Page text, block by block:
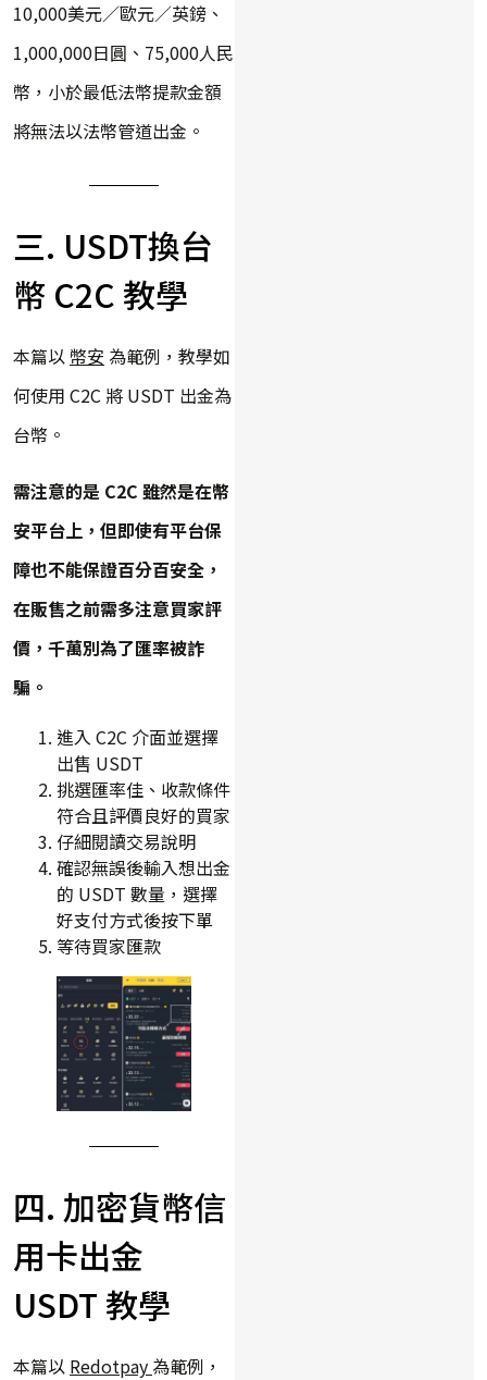
10,000‌美‌元‌／歐‌元‌／英‌鎊、
1,000,000‌日‌圓、‌75,000‌人‌民‌
幣，小於最低法幣提款金額
將無法以法幣管道出金。
三. USDT換台
幣 C2C 教學
本篇以 幣安 為範例，教學如
何使用 C2C 將 USDT 出金為
台幣。
需注意的是 C2C 雖然是在幣
安平台上，但即使有平台保
障也不能保證百分百安全，
在販售之前需多注意買家評
價，千萬別為了匯率被詐
騙。
進入 C2C 介面並選擇
出售 USDT
挑選匯率佳、收款條件
符合且評價良好的買家
仔細閱讀交易說明
確認無誤後輸入想出金
的 USDT 數量，選擇
好支付方式後按下單
等待買家匯款
四. 加密貨幣信
用卡出金
USDT 教學
本篇以 Redotpay 為範例，